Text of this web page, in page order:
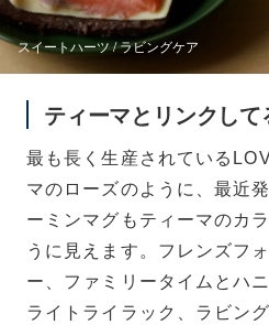
スイートハーツ / ラビングケア
ティーマとリンクして
最も長く生産されている
マのローズのように、最近
ーミンマグもティーマのカ
うに見えます。フレンズフ
ー、ファミリータイムとハ
ライトライラック、ラビン